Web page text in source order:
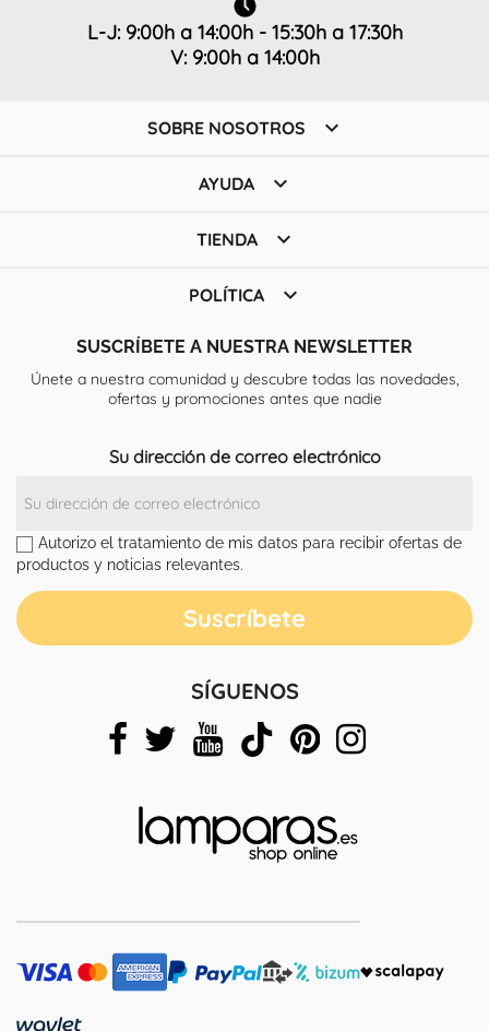
L-J: 9:00h a 14:00h - 15:30h a 17:30h
V: 9:00h a 14:00h
SOBRE NOSOTROS 
AYUDA 
TIENDA 
POLÍTICA 
SUSCRÍBETE A NUESTRA NEWSLETTER
Únete a nuestra comunidad y descubre todas las novedades,
ofertas y promociones antes que nadie
Su dirección de correo electrónico
Autorizo el tratamiento de mis datos para recibir ofertas de
productos y noticias relevantes.
SÍGUENOS